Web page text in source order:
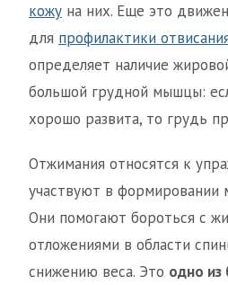
кожу на них. Еще это
для профилактики
определяет наличие
большой грудной мышцы:
хорошо развита, то грудь
Отжимания относятся к
участвуют в формировании
Они помогают бороться с
отложениями в области
снижению веса. Это одно из